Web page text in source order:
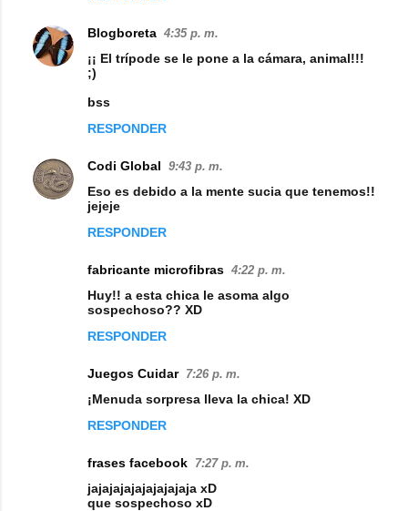
s
Blogboreta 4:35 p. m.
¡¡ El trípode se le pone a la cámara, animal!!!
;)
bss
RESPONDER
Codi Global 9:43 p. m.
Eso es debido a la mente sucia que tenemos!!
jejeje
RESPONDER
fabricante microfibras 4:22 p. m.
Huy!! a esta chica le asoma algo
sospechoso?? XD
RESPONDER
Juegos Cuidar 7:26 p. m.
¡Menuda sorpresa lleva la chica! XD
RESPONDER
frases facebook 7:27 p. m.
jajajajajajajajajaja xD
que sospechoso xD